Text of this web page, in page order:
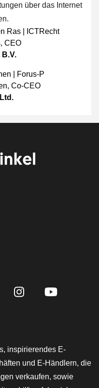
über das Internet
, CEO
B.V.
, Co-CEO
inspirierendes E-
und E-Händlern, die
verkaufen, sowie